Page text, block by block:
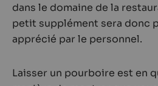
dans le domaine de la
petit supplément sera donc
apprécié par le personnel.
Laisser un pourboire est en